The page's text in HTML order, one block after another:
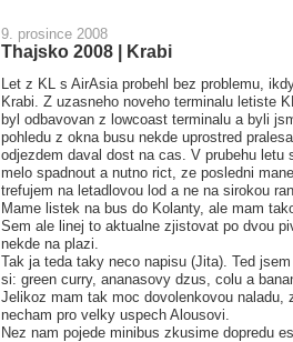
9. prosince 2008
Thajsko 2008 | Krabi
Let z KL s AirAsia probehl bez problemu,
Krabi. Z uzasneho noveho terminalu letiste
byl odbavovan z lowcoast terminalu a byli
pohledu z okna busu nekde uprostred
odjezdem daval dost na cas. V prubehu
melo spadnout a nutno rict, ze posledni
trefujem na letadlovou lod a ne na sirokou
Mame listek na bus do Kolanty, ale mam
Sem ale linej to aktualne zjistovat po dvou
nekde na plazi.
Tak ja teda taky neco napisu (Jita). Ted
si: green curry, ananasovy dzus, colu a
Jelikoz mam tak moc dovolenkovou
necham pro velky uspech Alousovi.
Nez nam pojede minibus zkusime dopredu